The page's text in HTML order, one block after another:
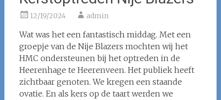
12/19/2024 admin
Wat was het een fantastisch middag. Met een
groepje van de Nije Blazers mochten wij het
HMC ondersteunen bij het optreden in de
Heerenhage te Heerenveen. Het publiek heeft
zichtbaar genoten. We kregen een staande
ovatie. En als kers op de taart werden we